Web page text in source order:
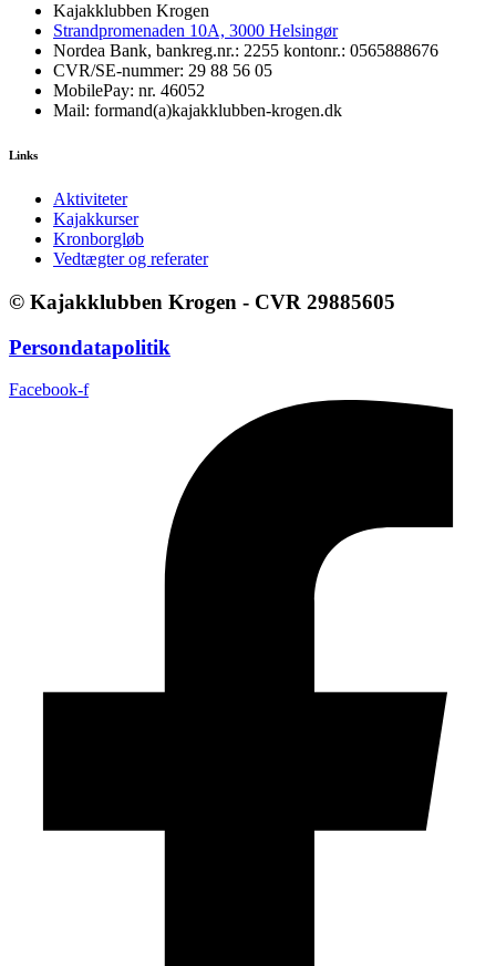
Kajakklubben Krogen
Strandpromenaden 10A, 3000 Helsingør
Nordea Bank, bankreg.nr.: 2255 kontonr.: 0565888676
CVR/SE-nummer: 29 88 56 05
MobilePay: nr. 46052
Mail: formand(a)kajakklubben-krogen.dk
Links
Aktiviteter
Kajakkurser
Kronborgløb
Vedtægter og referater
© Kajakklubben Krogen - CVR 29885605
Persondatapolitik
Facebook-f